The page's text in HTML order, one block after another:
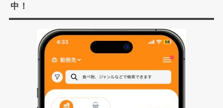
中！